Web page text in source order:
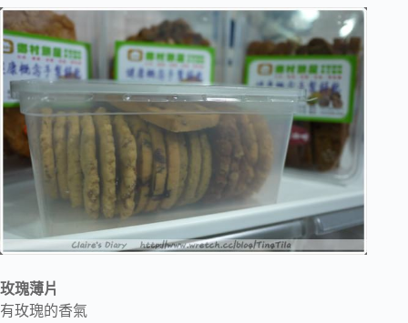
玫瑰薄片
有玫瑰的香氣